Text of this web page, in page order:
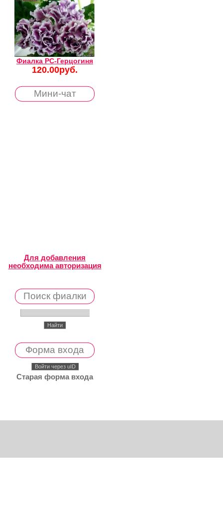
Фиалка РС-Герцогиня
120.00руб.
Мини-чат
Для добавления
необходима авторизация
Поиск фиалки
Форма входа
Войти через uID
Старая форма входа